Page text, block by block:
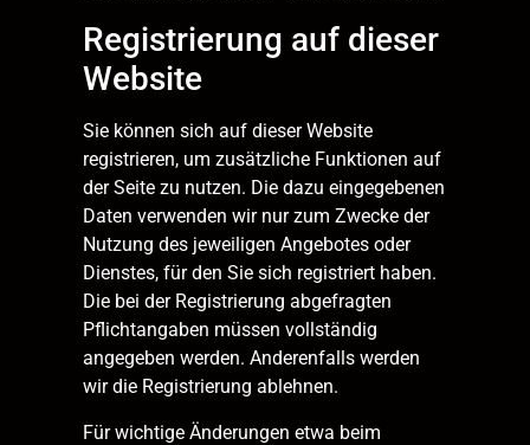
Registrierung auf dieser
Website
Sie können sich auf dieser Website
registrieren, um zusätzliche Funktionen auf
der Seite zu nutzen. Die dazu eingegebenen
Daten verwenden wir nur zum Zwecke der
Nutzung des jeweiligen Angebotes oder
Dienstes, für den Sie sich registriert haben.
Die bei der Registrierung abgefragten
Pflichtangaben müssen vollständig
angegeben werden. Anderenfalls werden
wir die Registrierung ablehnen.
Für wichtige Änderungen etwa beim